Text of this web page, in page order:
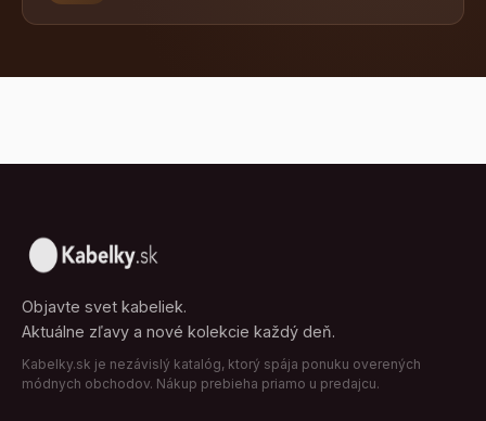
Objavte svet kabeliek.
Aktuálne zľavy a nové kolekcie každý deň.
Kabelky.sk je nezávislý katalóg, ktorý spája ponuku overených
módnych obchodov. Nákup prebieha priamo u predajcu.